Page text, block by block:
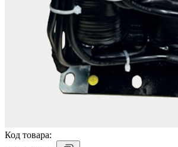
Код товара: